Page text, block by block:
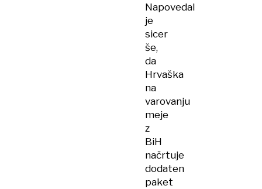
Napovedal
je
sicer
še,
da
Hrvaška
na
varovanju
meje
z
BiH
načrtuje
dodaten
paket